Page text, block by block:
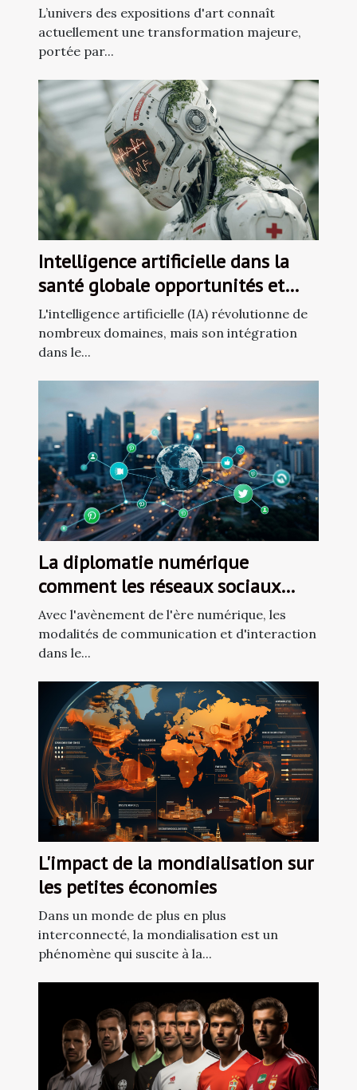
L’univers des expositions d'art connaît
actuellement une transformation majeure,
portée par...
Intelligence artificielle dans la
santé globale opportunités et
défis éthiques
L'intelligence artificielle (IA) révolutionne de
nombreux domaines, mais son intégration
dans le...
La diplomatie numérique
comment les réseaux sociaux
redéfinissent les relations
internationales
Avec l'avènement de l'ère numérique, les
modalités de communication et d'interaction
dans le...
L'impact de la mondialisation sur
les petites économies
Dans un monde de plus en plus
interconnecté, la mondialisation est un
phénomène qui suscite à la...